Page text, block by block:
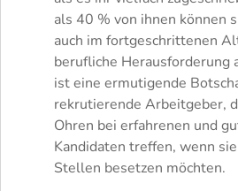
als 40 % von ihnen können
auch im fortgeschrittenen
berufliche Herausforderung
ist eine ermutigende
rekrutierende Arbeitgeber,
Ohren bei erfahrenen und
Kandidaten treffen, wenn
Stellen besetzen möchten.